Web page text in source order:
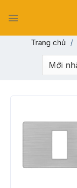
Trang chủ /